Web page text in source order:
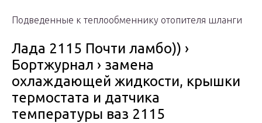
Подведенные к теплообменнику отопителя шланги
Лада 2115 Почти ламбо)) ›
Бортжурнал › замена
охлаждающей жидкости, крышки
термостата и датчика
температуры ваз 2115